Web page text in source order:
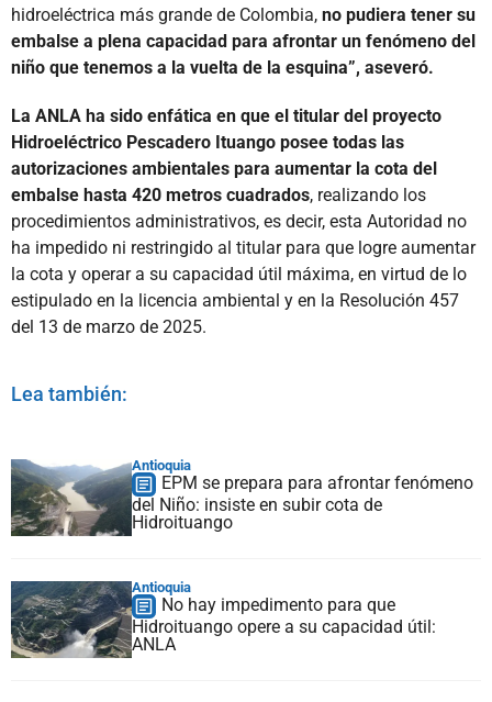
hidroeléctrica más grande de Colombia, no pudiera tener su
embalse a plena capacidad para afrontar un fenómeno del
niño que tenemos a la vuelta de la esquina”, aseveró.
La ANLA ha sido enfática en que el titular del proyecto
Hidroeléctrico Pescadero Ituango posee todas las
autorizaciones ambientales para aumentar la cota del
embalse hasta 420 metros cuadrados, realizando los
procedimientos administrativos, es decir, esta Autoridad no
ha impedido ni restringido al titular para que logre aumentar
la cota y operar a su capacidad útil máxima, en virtud de lo
estipulado en la licencia ambiental y en la Resolución 457
del 13 de marzo de 2025.
Lea también:
Antioquia
EPM se prepara para afrontar fenómeno
del Niño: insiste en subir cota de
Hidroituango
Antioquia
No hay impedimento para que
Hidroituango opere a su capacidad útil:
ANLA